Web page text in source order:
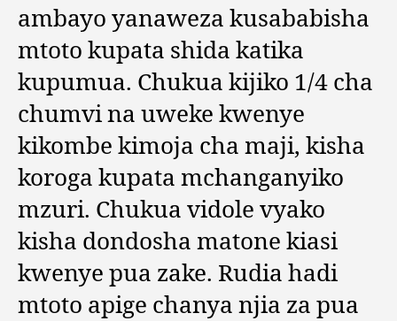
ambayo yanaweza kusababisha
mtoto kupata shida katika
kupumua. Chukua kijiko 1/4 cha
chumvi na uweke kwenye
kikombe kimoja cha maji, kisha
koroga kupata mchanganyiko
mzuri. Chukua vidole vyako
kisha dondosha matone kiasi
kwenye pua zake. Rudia hadi
mtoto apige chanya njia za pua